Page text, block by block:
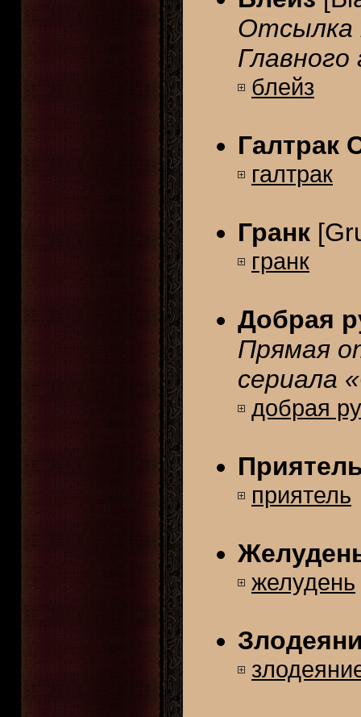
Отсылка
блейз
Галтрак
галтрак
Гранк
гранк
Добрая
Прямая
сериала
добрая
приятель
желудень